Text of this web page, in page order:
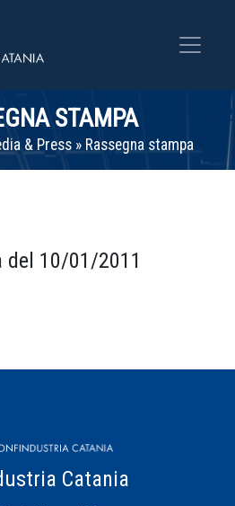
STAMPA
& Press» Rassegna stampa
del 10/01/2011
Catania